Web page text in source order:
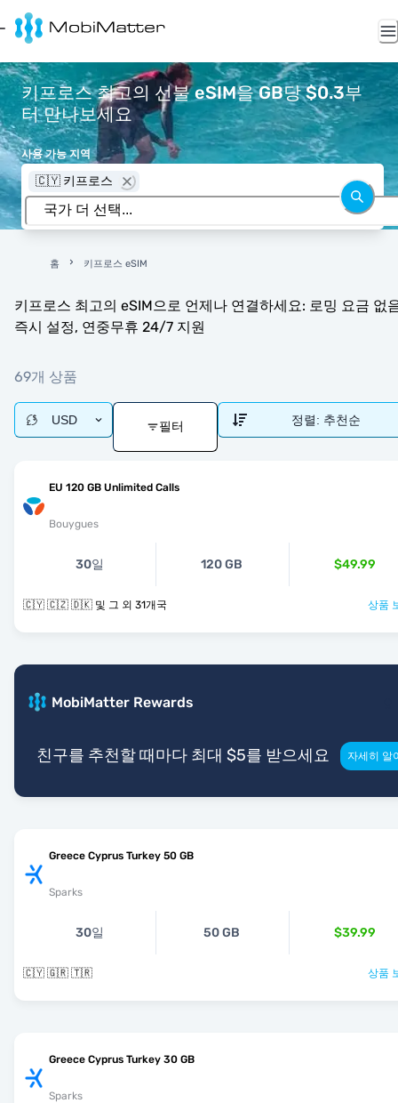
키프로스 최고의 선불 eSIM을 GB당 $0.3부
터 만나보세요
사용 가능 지역
🇨🇾 키프로스
홈 키프로스 eSIM
키프로스 최고의 eSIM으로 언제나 연결하세요: 로밍 요금 없
즉시 설정, 연중무휴 24/7 지원
69개 상품
USD 필터 정렬: 추천순
EU 120 GB Unlimited Calls
Bouygues
30일 120 GB $49.99
🇨🇾 🇨🇿 🇩🇰 및 그 외 31개국 상품
MobiMatter Rewards
친구를 추천할 때마다 최대 $5를 받으세요 자세히 알
Greece Cyprus Turkey 50 GB
Sparks
30일 50 GB $39.99
🇨🇾 🇬🇷 🇹🇷 상품
Greece Cyprus Turkey 30 GB
Sparks